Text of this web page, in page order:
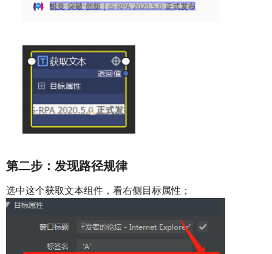
第二步：发现路径规律
选中这个获取文本组件，看右侧目标属性；